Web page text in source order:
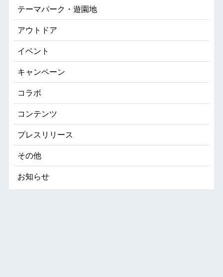
テーマパーク・遊園地
アウトドア
イベント
キャンペーン
コラボ
コンテンツ
プレスリリース
その他
お知らせ